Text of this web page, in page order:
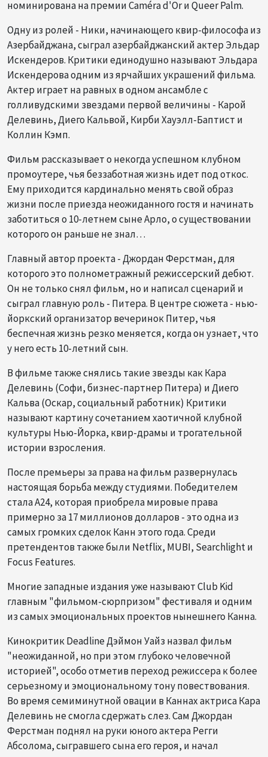
номинирована на премии Caméra d'Or и Queer Palm.
Одну из ролей - Ники, начинающего квир-философа из
Азербайджана, сыграл азербайджанский актер Эльдар
Искендеров. Критики единодушно называют Эльдара
Искендерова одним из ярчайших украшений фильма.
Актер играет на равных в одном ансамбле с
голливудскими звездами первой величины - Карой
Делевинь, Диего Кальвой, Кирби Хауэлл-Баптист и
Коллин Кэмп.
Фильм рассказывает о некогда успешном клубном
промоутере, чья беззаботная жизнь идет под откос.
Ему приходится кардинально менять свой образ
жизни после приезда неожиданного гостя и начинать
заботиться о 10-летнем сыне Арло, о существовании
которого он раньше не знал…
Главный автор проекта - Джордан Ферстман, для
которого это полнометражный режиссерский дебют.
Он не только снял фильм, но и написал сценарий и
сыграл главную роль - Питера. В центре сюжета - нью-
йоркский организатор вечеринок Питер, чья
беспечная жизнь резко меняется, когда он узнает, что
у него есть 10-летний сын.
В фильме также снялись такие звезды как Кара
Делевинь (Софи, бизнес-партнер Питера) и Диего
Кальва (Оскар, социальный работник) Критики
называют картину сочетанием хаотичной клубной
культуры Нью-Йорка, квир-драмы и трогательной
истории взросления.
После премьеры за права на фильм развернулась
настоящая борьба между студиями. Победителем
стала A24, которая приобрела мировые права
примерно за 17 миллионов долларов - это одна из
самых громких сделок Канн этого года. Среди
претендентов также были Netflix, MUBI, Searchlight и
Focus Features.
Многие западные издания уже называют Club Kid
главным "фильмом-сюрпризом" фестиваля и одним
из самых эмоциональных проектов нынешнего Канна.
Кинокритик Deadline Дэймон Уайз назвал фильм
"неожиданной, но при этом глубоко человечной
историей", особо отметив переход режиссера к более
серьезному и эмоциональному тону повествования.
Во время семиминутной овации в Каннах актриса Кара
Делевинь не смогла сдержать слез. Сам Джордан
Ферстман поднял на руки юного актера Регги
Абсолома, сыгравшего сына его героя, и начал